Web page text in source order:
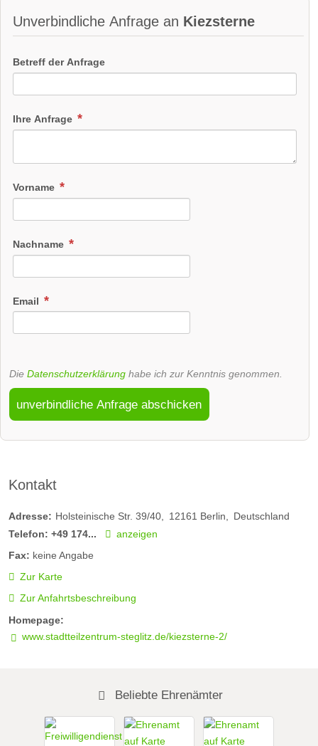
Unverbindliche Anfrage an Kiezsterne
Betreff der Anfrage
Ihre Anfrage
Vorname
Nachname
Email
Die Datenschutzerklärung habe ich zur Kenntnis genommen.
unverbindliche Anfrage abschicken
Kontakt
Adresse: Holsteinische Str. 39/40 12161 Berlin
Deutschland
Telefon: +49 174...
anzeigen
Fax: keine Angabe
Zur Karte
Zur Anfahrtsbeschreibung
Homepage:
www.stadtteilzentrum-steglitz.de/kiezsterne-2/
Beliebte Ehrenämter